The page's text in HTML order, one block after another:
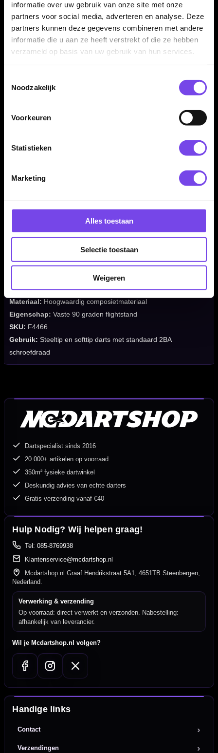
informatie over uw gebruik van onze site met onze
partners voor social media, adverteren en analyse. Deze
partners kunnen deze gegevens combineren met andere
informatie die u aan ze heeft verstrekt of die ze hebben
verzameld op basis van uw gebruik van hun services.
Noodzakelijk
Voorkeuren
Statistieken
Marketing
Alles toestaan
Selectie toestaan
Weigeren
Tweenie en Medium. Daardoor kun je de lengte kiezen die het
beste past bij jouw barrel, grippositie en gewenste balans in
✓ Moulded flight shaft systeem van Mission
✓
Standard No2 flightvorm
✓ Gladde randen om deflecties te verminderen
✓ Geschikt voor steeltip en softtip darts met 2BA
Serie:Force 90 Gradient
Moulded flight shaft systeem
Vorm:Standard No2
Gradient Black / Transparent Black
Beschikbare lengtes:Short, Tweenie en Medium
Materiaal: Hoogwaardig composietmateriaal
Eigenschap: Vaste 90 graden flightstand
SKU: F4466
Gebruik: Steeltip en softtip darts met standaard 2BA
schroefdraad
Dartspecialist sinds 2016
20.000+ artikelen op voorraad
350m² fysieke dartwinkel
Deskundig advies van echte darters
Gratis verzending vanaf €40
Hulp Nodig? Wij helpen graag!
Tel: 085-8769938
Klantenservice@mcdartshop.nl
Mcdartshop.nl Graaf Hendrikstraat 5A1, 4651TB Steenbergen,
Nederland.
Verwerking & verzending
Op voorraad: direct verwerkt en verzonden. Nabestelling:
afhankelijk van leverancier.
Wil je Mcdartshop.nl volgen?
Handige links
Contact
Verzendingen